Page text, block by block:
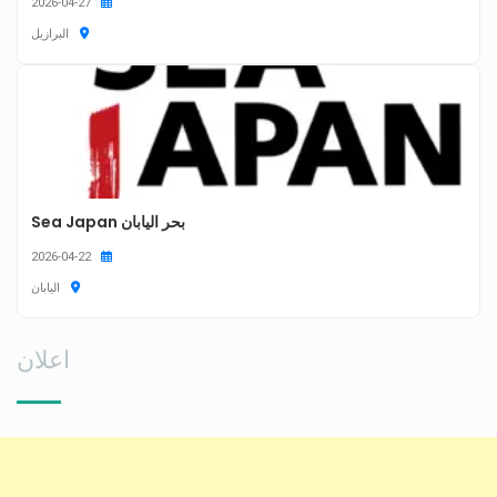
البرازيل
بحر اليابان Sea Japan
2026-04-22
اليابان
اعلان